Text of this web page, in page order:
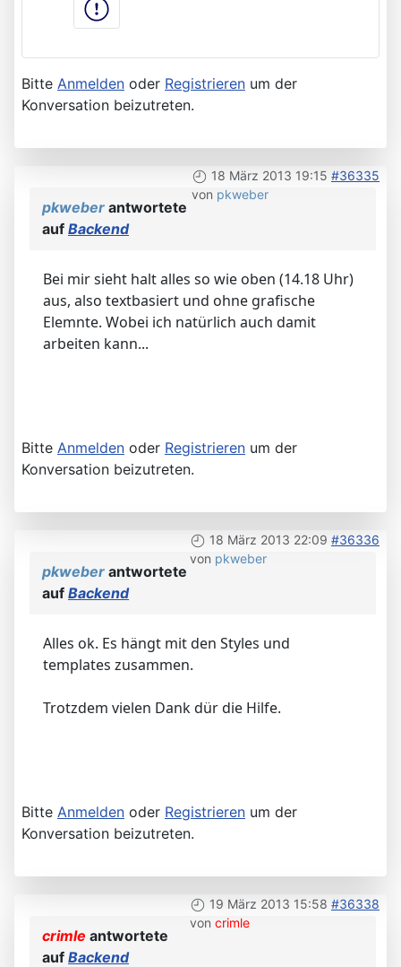
Bitte Anmelden oder Registrieren um der
Konversation beizutreten.
18 März 2013 19:15 #36335
von pkweber
pkweber antwortete
auf Backend
Bei mir sieht halt alles so wie oben (14.18 Uhr)
aus, also textbasiert und ohne grafische
Elemnte. Wobei ich natürlich auch damit
arbeiten kann...
Bitte Anmelden oder Registrieren um der
Konversation beizutreten.
18 März 2013 22:09 #36336
von pkweber
pkweber antwortete
auf Backend
Alles ok. Es hängt mit den Styles und
templates zusammen.
Trotzdem vielen Dank dür die Hilfe.
Bitte Anmelden oder Registrieren um der
Konversation beizutreten.
19 März 2013 15:58 #36338
von crimle
crimle antwortete
auf Backend